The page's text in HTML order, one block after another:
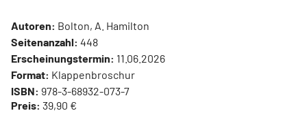
Autoren: Bolton, A. Hamilton
Seitenanzahl: 448
Erscheinungstermin: 11.06.2026
Format: Klappenbroschur
ISBN: 978-3-68932-073-7
Preis: 39,90 €